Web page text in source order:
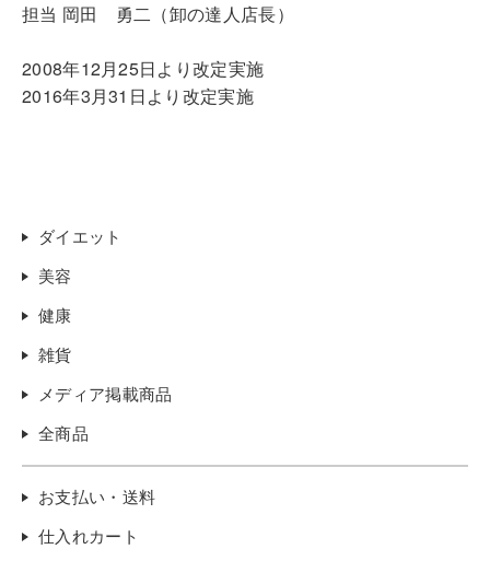
担当 岡田 勇二（卸の達人店長）
2008年12月25日より改定実施
2016年3月31日より改定実施
ダイエット
美容
健康
雑貨
メディア掲載商品
全商品
お支払い・送料
仕入れカート